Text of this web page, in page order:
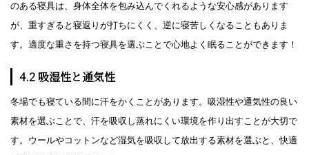
のある寝具は、身体全体を包み込んでくれるような安心感があります
が、重すぎると寝返りが打ちにくく、逆に寝苦しくなることもありま
す。適度な重さを持つ寝具を選ぶことで心地よく眠ることができます！
4.2 吸湿性と通気性
冬場でも寝ている間に汗をかくことがあります。吸湿性や通気性の良い
素材を選ぶことで、汗を吸収し蒸れにくい環境を作り出すことが大切で
す。ウールやコットンなど湿気を吸収して放出する素材を選ぶと、快適